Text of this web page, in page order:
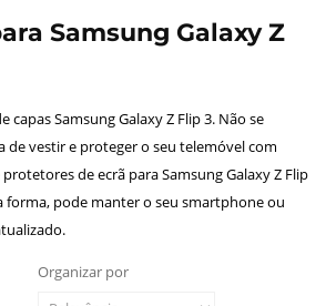
Samsung Galaxy Z
capas Samsung Galaxy Z Flip 3. Não se
de vestir e proteger o seu telemóvel com
protetores de ecrã para Samsung Galaxy Z Flip
forma, pode manter o seu smartphone ou
Organizar por